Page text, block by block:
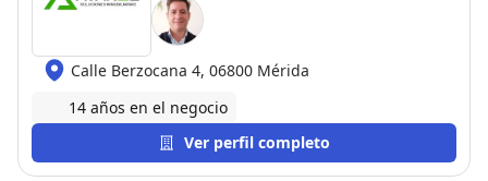
Calle Berzocana 4, 06800 Mérida
14 años en el negocio
Ver perfil completo